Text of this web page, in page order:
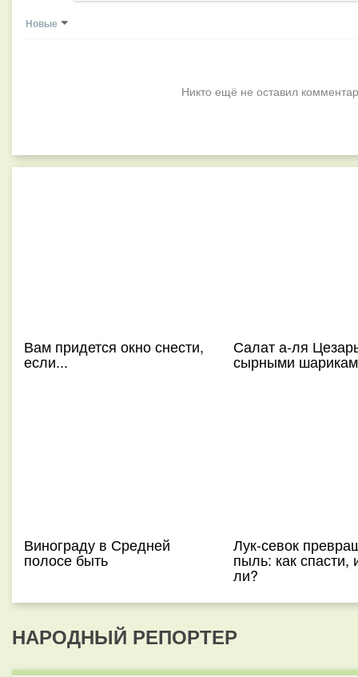
Новые
Никто ещё не оставил
Вам придется окно снести,
если...
Салат а-ля
сырными
Винограду в Средней
полосе быть
Лук-севок
пыль: как спасти,
ли?
НАРОДНЫЙ РЕПОРТЕР